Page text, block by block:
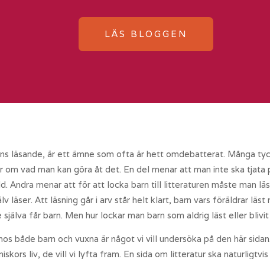
LÄS BLOGGEN
läsande, är ett ämne som ofta är hett omdebatterat. Många
om vad man kan göra åt det. En del menar att man inte ska
Andra menar att för att locka barn till litteraturen måste man
läser. Att läsning går i arv står helt klart, barn vars föräldrar
får barn. Men hur lockar man barn som aldrig läst eller
både barn och vuxna är något vi vill undersöka på den här
liv, de vill vi lyfta fram. En sida om litteratur ska